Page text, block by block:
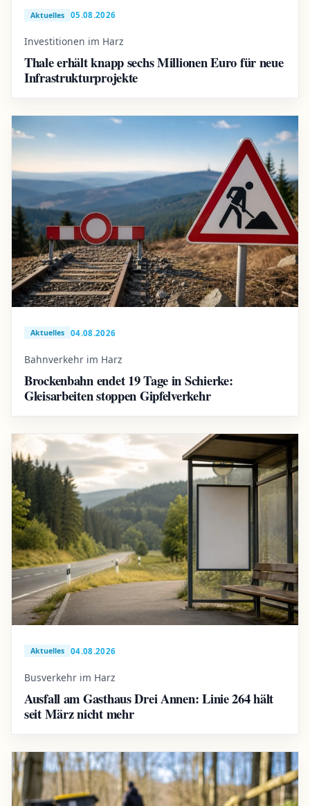
Aktuelles 05.08.2026
Investitionen im Harz
Thale erhält knapp sechs Millionen Euro für neue
Infrastrukturprojekte
Aktuelles 04.08.2026
Bahnverkehr im Harz
Brockenbahn endet 19 Tage in Schierke:
Gleisarbeiten stoppen Gipfelverkehr
Aktuelles 04.08.2026
Busverkehr im Harz
Ausfall am Gasthaus Drei Annen: Linie 264 hält
seit März nicht mehr